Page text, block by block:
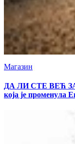
Магазин
ДА ЛИ СТЕ ВЕЋ
која је променула